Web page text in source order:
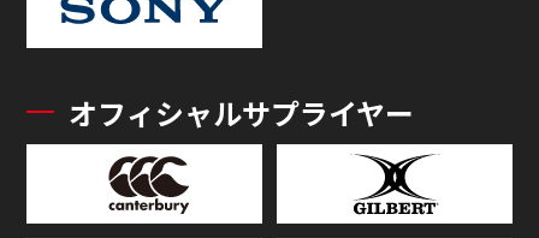
オフィシャルサプライヤー